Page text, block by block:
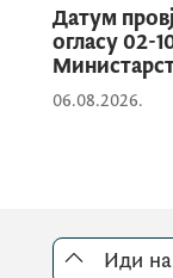
која
један од
тачан
једним
Датум
огласу 02-
06.08.2026.
Иди